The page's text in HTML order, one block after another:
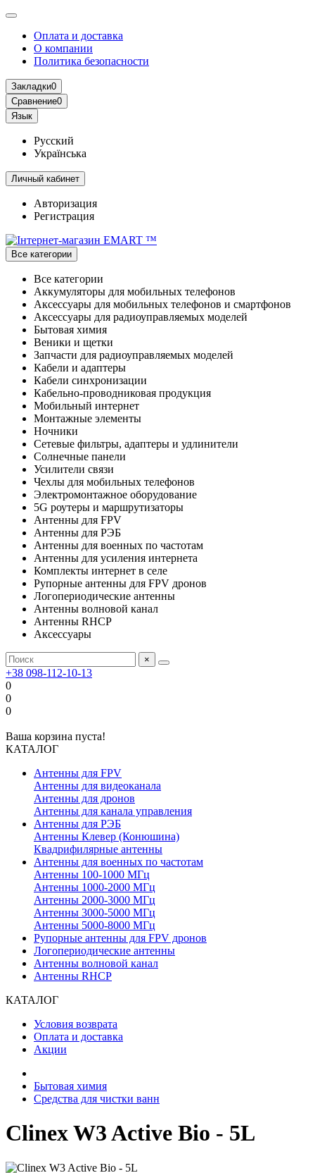
Оплата и доставка
О компании
Политика безопасности
Закладки0
Сравнение0
Язык
Русский
Українська
Личный кабинет
Авторизация
Регистрация
Все категории
Все категории
Аккумуляторы для мобильных телефонов
Аксессуары для мобильных телефонов и смартфонов
Аксессуары для радиоуправляемых моделей
Бытовая химия
Веники и щетки
Запчасти для радиоуправляемых моделей
Кабели и адаптеры
Кабели синхронизации
Кабельно-проводниковая продукция
Мобильный интернет
Монтажные элементы
Ночники
Сетевые фильтры, адаптеры и удлинители
Солнечные панели
Усилители связи
Чехлы для мобильных телефонов
Электромонтажное оборудование
5G роутеры и маршрутизаторы
Антенны для FPV
Антенны для РЭБ
Антенны для военных по частотам
Антенны для усиления интернета
Комплекты интернет в селе
Рупорные антенны для FPV дронов
Логопериодические антенны
Антенны волновой канал
Антенны RHCP
Аксессуары
×
+38 098-112-10-13
0
0
0
Ваша корзина пуста!
КАТАЛОГ
Антенны для FPV
Антенны для видеоканала
Антенны для дронов
Антенны для канала управления
Антенны для РЭБ
Антенны Клевер (Конюшина)
Квадрифилярные антенны
Антенны для военных по частотам
Антенны 100-1000 МГц
Антенны 1000-2000 МГц
Антенны 2000-3000 МГц
Антенны 3000-5000 МГц
Антенны 5000-8000 МГц
Рупорные антенны для FPV дронов
Логопериодические антенны
Антенны волновой канал
Антенны RHCP
КАТАЛОГ
Условия возврата
Оплата и доставка
Акции
Бытовая химия
Средства для чистки ванн
Clinex W3 Active Bio - 5L